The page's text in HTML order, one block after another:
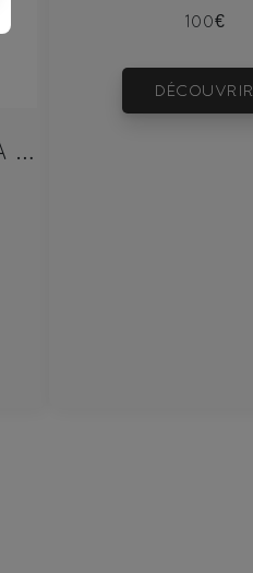
PU‘ERH BEENG CHA SHENG 100g
100€
DÉCOUVRIR